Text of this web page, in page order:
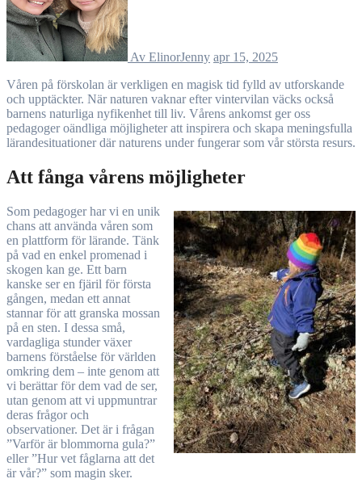
Av ElinorJenny apr 15, 2025
Våren på förskolan är verkligen en magisk tid fylld av utforskande
och upptäckter. När naturen vaknar efter vintervilan väcks också
barnens naturliga nyfikenhet till liv. Vårens ankomst ger oss
pedagoger oändliga möjligheter att inspirera och skapa meningsfulla
lärandesituationer där naturens under fungerar som vår största resurs.
Att fånga vårens möjligheter
Som pedagoger har vi en unik
chans att använda våren som
en plattform för lärande. Tänk
på vad en enkel promenad i
skogen kan ge. Ett barn
kanske ser en fjäril för första
gången, medan ett annat
stannar för att granska mossan
på en sten. I dessa små,
vardagliga stunder växer
barnens förståelse för världen
omkring dem – inte genom att
vi berättar för dem vad de ser,
utan genom att vi uppmuntrar
deras frågor och
observationer. Det är i frågan
”Varför är blommorna gula?”
eller ”Hur vet fåglarna att det
är vår?” som magin sker.